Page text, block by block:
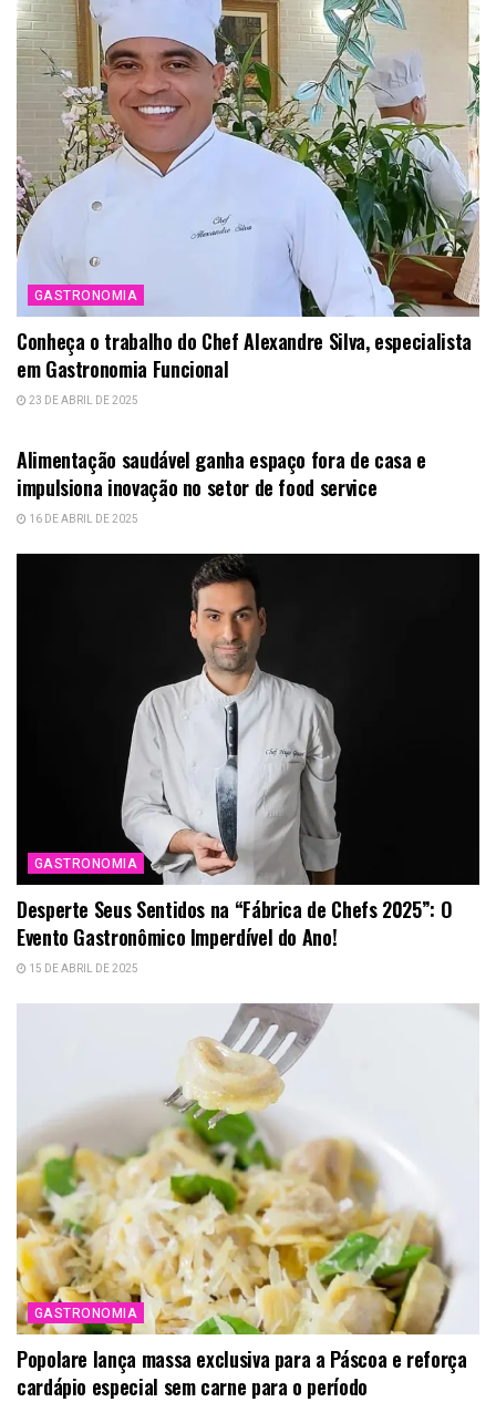
GASTRONOMIA
Conheça o trabalho do Chef Alexandre Silva, especialista
em Gastronomia Funcional
23 DE ABRIL DE 2025
Alimentação saudável ganha espaço fora de casa e
impulsiona inovação no setor de food service
16 DE ABRIL DE 2025
GASTRONOMIA
Desperte Seus Sentidos na “Fábrica de Chefs 2025”: O
Evento Gastronômico Imperdível do Ano!
15 DE ABRIL DE 2025
GASTRONOMIA
Popolare lança massa exclusiva para a Páscoa e reforça
cardápio especial sem carne para o período